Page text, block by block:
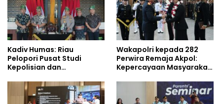
Kadiv Humas: Riau
Pelopori Pusat Studi
Kepolisian dan
Policing Masuki Babak
Wakapolri kepada 282
Perwira Remaja Akpol:
Kepercayaan Masyarakat